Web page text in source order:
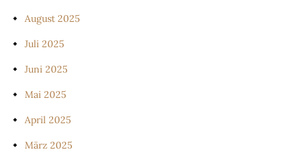
August 2025
Juli 2025
Juni 2025
Mai 2025
April 2025
März 2025